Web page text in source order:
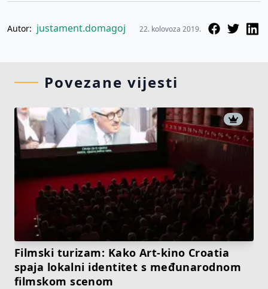
Autor: justament.domagoj 22. kolovoza 2019.
Povezane vijesti
Filmski turizam: Kako Art-kino Croatia
spaja lokalni identitet s međunarodnom
filmskom scenom